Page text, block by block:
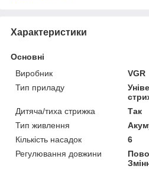
Характеристики
Основні
Виробник
VGR
Тип приладу
Дитяча/тиха стрижка
Так
Тип живлення
Кількість насадок
6
Регулювання довжини